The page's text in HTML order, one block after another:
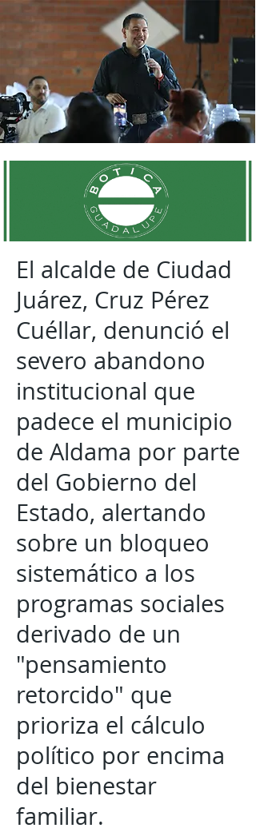
El alcalde de Ciudad
Juárez, Cruz Pérez
Cuéllar, denunció el
severo abandono
institucional que
padece el municipio
de Aldama por parte
del Gobierno del
Estado, alertando
sobre un bloqueo
sistemático a los
programas sociales
derivado de un
"pensamiento
retorcido" que
prioriza el cálculo
político por encima
del bienestar
familiar.